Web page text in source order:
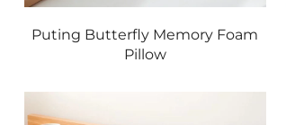
Puting Butterfly Memory Foam
Pillow